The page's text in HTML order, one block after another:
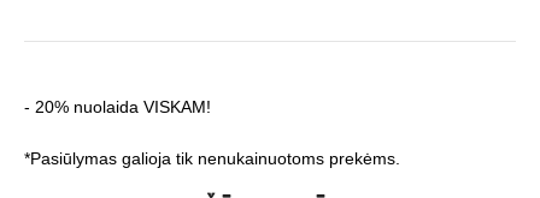
- 20% nuolaida VISKAM!
*Pasiūlymas galioja tik nenukainuotoms prekėms.